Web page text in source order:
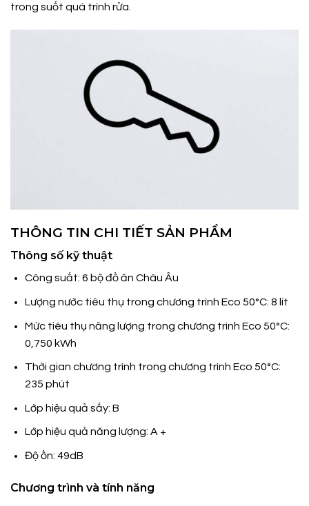
trong suốt quá trình rửa.
THÔNG TIN CHI TIẾT SẢN PHẨM
Thông số kỹ thuật
Công suất: 6 bộ đồ ăn Châu Âu
Lượng nước tiêu thụ trong chương trình Eco 50°C: 8 lít
Mức tiêu thụ năng lượng trong chương trình Eco 50°C:
0,750 kWh
Thời gian chương trình trong chương trình Eco 50°C:
235 phút
Lớp hiệu quả sấy: B
Lớp hiệu quả năng lượng: A +
Độ ồn: 49dB
Chương trình và tính năng